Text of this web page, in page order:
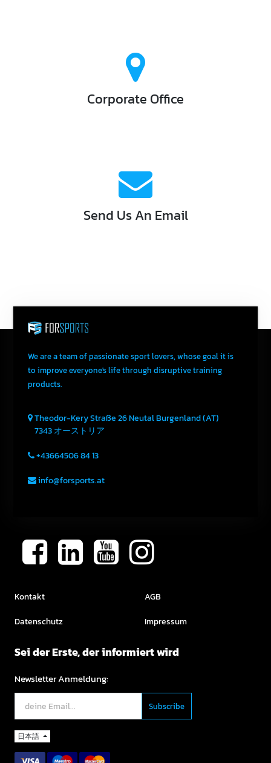
Corporate Office
For Sports GmbH
Theodor-Kery Straße 26, , Neutal, Burgenland, 7343, オース
トリア
Send Us An Email
We're Standing By!
info@forsports.at
We are a team of passionate sport lovers, whose goal it is
to improve everyone's life through disruptive training
products.
Theodor-Kery Straße 26NeutalBurgenland (AT)
7343オーストリア
+43664506 84 13
info@forsports.at
Kontakt
Datenschutz
AGB
Impressum
Sei der Erste, der informiert wird
Newsletter Anmeldung:
日本語